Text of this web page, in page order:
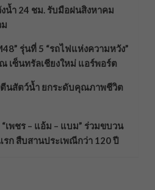
งน้ำ 24 ชม. รับมือฝนสิงหาคม
รุ่นที่ 5 “รถไฟแห่งความหวัง”
เซ็นทรัลเชียงใหม่ แอร์พอร์ต
นสัตว์น้ำ ยกระดับคุณภาพชีวิต
เพชร – แอ้ม – แบม” ร่วมขบวน
ก สืบสานประเพณีกว่า 120 ปี